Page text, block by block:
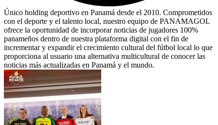
Único holding deportivo en Panamá desde el 2010. Comprometidos
con el deporte y el talento local, nuestro equipo de PANAMAGOL
ofrece la oportunidad de incorporar noticias de jugadores 100%
panameños dentro de nuestra plataforma digital con el fin de
incrementar y expandir el crecimiento cultural del fútbol local lo que
proporciona al usuario una alternativa multicultural de conocer las
noticias más actualizadas en Panamá y el mundo.